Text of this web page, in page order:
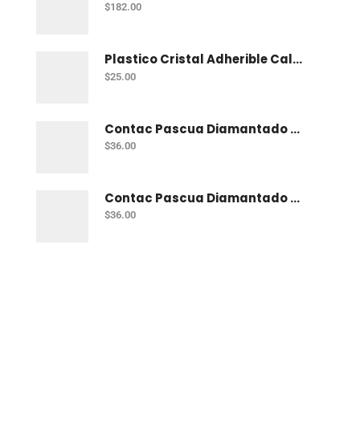
$182.00
Plastico Cristal Adherible Cal. 4 Mt
$25.00
Contac Pascua Diamantado 2 Mt Fiusha
$36.00
Contac Pascua Diamantado 2 Mt Dorado
$36.00